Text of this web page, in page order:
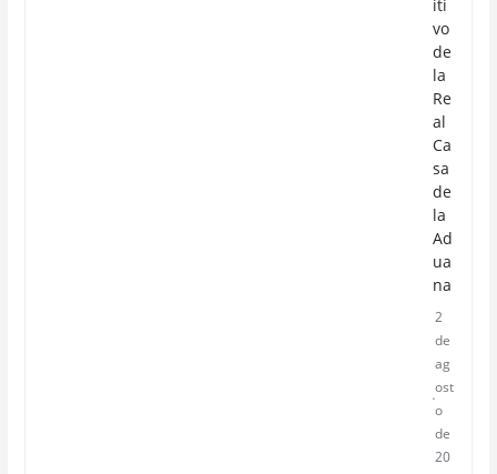
iti
vo
de
la
Re
al
Ca
sa
de
la
Ad
ua
na
2
de
ag
ost
o
de
20